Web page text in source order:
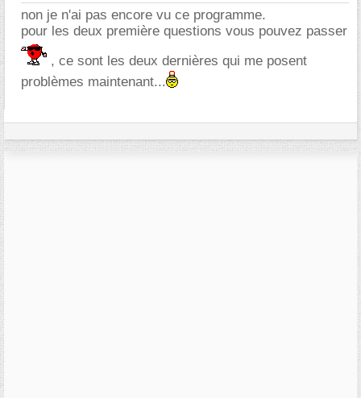
non je n'ai pas encore vu ce programme.
pour les deux première questions vous pouvez passer
, ce sont les deux dernières qui me posent
problèmes maintenant...